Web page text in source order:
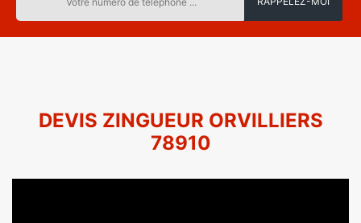
DEVIS ZINGUEUR ORVILLIERS
78910